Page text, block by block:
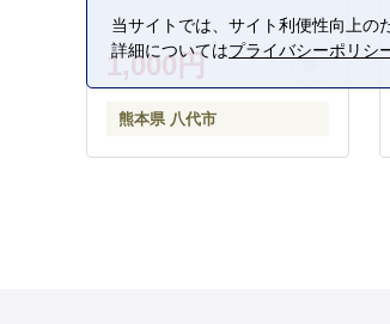
1,000円
熊本県 八代市
当サイトでは、サイト利便性向上の
詳細についてはプライバシーポリシ